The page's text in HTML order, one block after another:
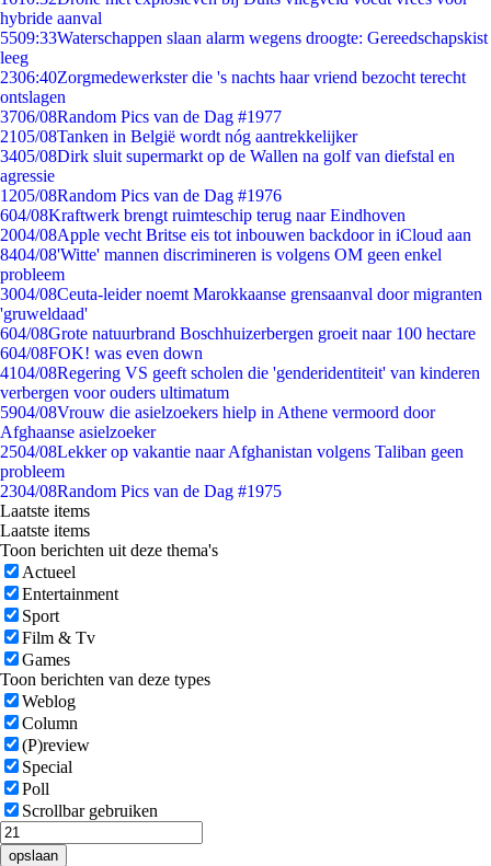
hybride aanval
5509:33Waterschappen slaan alarm wegens droogte: Gereedschapskist
leeg
2306:40Zorgmedewerkster die 's nachts haar vriend bezocht terecht
ontslagen
3706/08Random Pics van de Dag #1977
2105/08Tanken in België wordt nóg aantrekkelijker
3405/08Dirk sluit supermarkt op de Wallen na golf van diefstal en
agressie
1205/08Random Pics van de Dag #1976
604/08Kraftwerk brengt ruimteschip terug naar Eindhoven
2004/08Apple vecht Britse eis tot inbouwen backdoor in iCloud aan
8404/08'Witte' mannen discrimineren is volgens OM geen enkel
probleem
3004/08Ceuta-leider noemt Marokkaanse grensaanval door migranten
'gruweldaad'
604/08Grote natuurbrand Boschhuizerbergen groeit naar 100 hectare
604/08FOK! was even down
4104/08Regering VS geeft scholen die 'genderidentiteit' van kinderen
verbergen voor ouders ultimatum
5904/08Vrouw die asielzoekers hielp in Athene vermoord door
Afghaanse asielzoeker
2504/08Lekker op vakantie naar Afghanistan volgens Taliban geen
probleem
2304/08Random Pics van de Dag #1975
Laatste items
Laatste items
Toon berichten uit deze thema's
Actueel
Entertainment
Sport
Film & Tv
Games
Toon berichten van deze types
Weblog
Column
(P)review
Special
Poll
Scrollbar gebruiken
opslaan